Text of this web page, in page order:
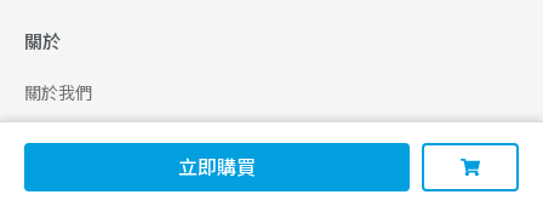
立即購買
關於
關於我們
合作申請